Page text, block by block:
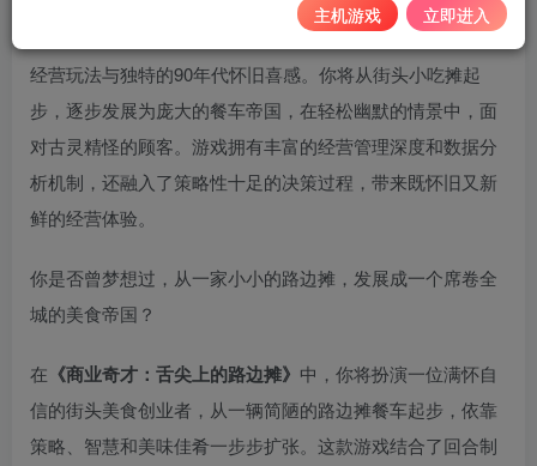
《商业奇才》是一款回合制美食大亨游戏，融合了经典模拟
经营玩法与独特的90年代怀旧喜感。你将从街头小吃摊起
步，逐步发展为庞大的餐车帝国，在轻松幽默的情景中，面
对古灵精怪的顾客。游戏拥有丰富的经营管理深度和数据分
析机制，还融入了策略性十足的决策过程，带来既怀旧又新
鲜的经营体验。
你是否曾梦想过，从一家小小的路边摊，发展成一个席卷全
城的美食帝国？
在 《商业奇才：舌尖上的路边摊》 中，你将扮演一位满怀自
信的街头美食创业者，从一辆简陋的路边摊餐车起步，依靠
策略、智慧和美味佳肴一步步扩张。这款游戏结合了回合制
主机游戏 立即进入